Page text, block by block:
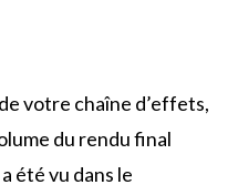
votre chaîne d’effets,
du rendu final
été vu dans le